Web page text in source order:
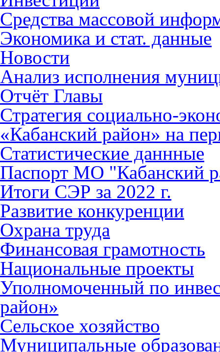
Средства массовой
Экономика и стат. данные
Новости
Анализ исполнения
Отчёт Главы
Стратегия социально-
«Кабанский район» на
Статистические даннные
Паспорт МО "Кабанский
Итоги СЭР за 2022 г.
Развитие конкуренции
Охрана труда
Финансовая грамотность
Национальные проекты
Уполномоченный по
район»
Сельское хозяйство
Муниципальные